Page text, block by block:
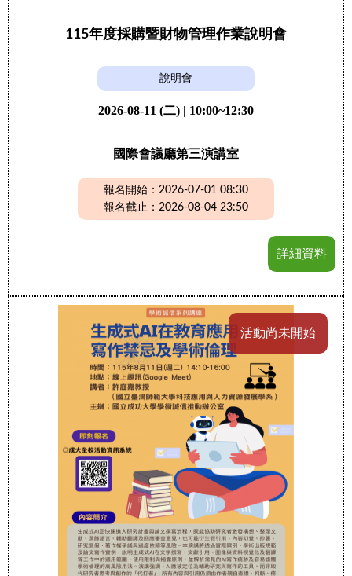
115年度採購暨財物管理作業說明會
說明會
2026-08-11 (二) | 10:00~12:30
國際會議廳第三演講室
報名開始：2026-07-01 08:30
報名截止：2026-08-04 23:50
詳細資料
活動尚未開始